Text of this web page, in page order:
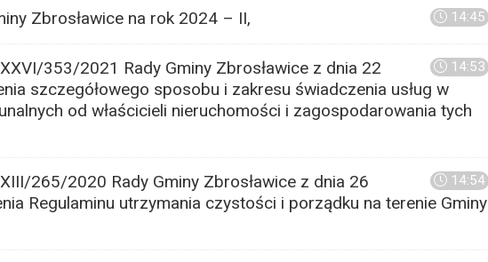
14:45
Zbrosławice na rok 2024 – II,
14:53
353/2021 Rady Gminy Zbrosławice z dnia 22
szczegółowego sposobu i zakresu świadczenia usług w
od właścicieli nieruchomości i zagospodarowania tych
14:54
265/2020 Rady Gminy Zbrosławice z dnia 26
Regulaminu utrzymania czystości i porządku na terenie Gminy